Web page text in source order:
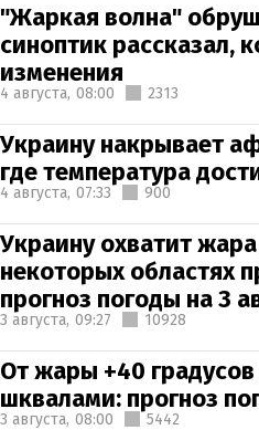
"Жаркая волна"
синоптик рассказал,
изменения
4 августа, 08:00 2313
Украину накрывает
где температура
4 августа, 07:33 900
Украину охватит
некоторых областях
прогноз погоды на 3
3 августа, 09:27 10928
От жары +40
шквалами: прогноз
3 августа, 08:00 5442